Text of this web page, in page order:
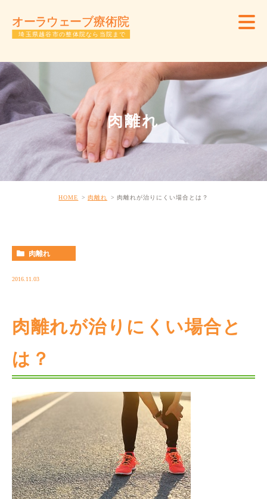
肉離れ
HOME 肉離れ 肉離れが治りにくい場合とは？
肉離れ
2016.11.03
肉離れが治りにくい場合と
は？